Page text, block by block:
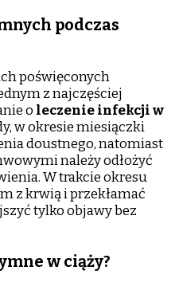
podczas
poświęconych
z najczęściej
o leczenie infekcji w
w okresie miesiączki
doustnego, natomiast
należy odłożyć
W trakcie okresu
z krwią i przekłamać
tylko objawy bez
w ciąży?